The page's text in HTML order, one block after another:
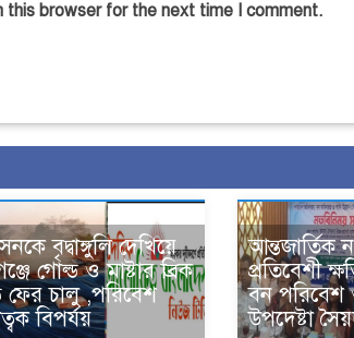
this browser for the next time I comment.
বৃদ্বাঙ্গুলি দেখিয়ে
গোল্ড ও মাষ্টার ব্রিক
ফের চালু ,পরিবেশ
বিপর্যয়
প্রতিবেশী
বন পরিবেশ
উপদেষ্টা